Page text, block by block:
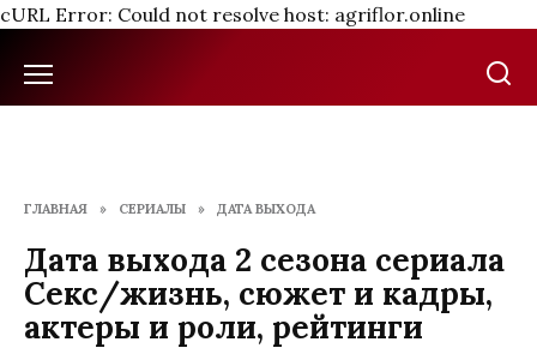
cURL Error: Could not resolve host: agriflor.online
содержанию
ГЛАВНАЯ » СЕРИАЛЫ » ДАТА ВЫХОДА
Дата выхода 2 сезона сериала
Секс/жизнь, сюжет и кадры,
актеры и роли, рейтинги